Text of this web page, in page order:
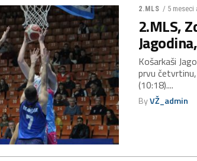
2.MLS / 5 meseci
2.MLS,
Košarkaši
prvu
(10:18)....
ByVŽ_admin